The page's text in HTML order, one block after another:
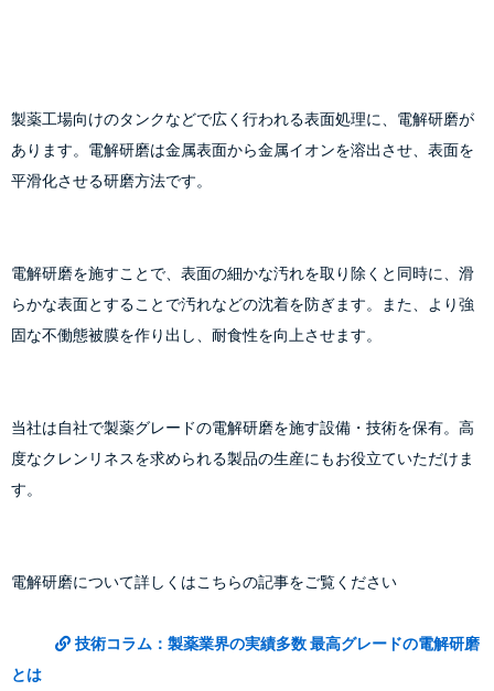
製薬工場向けのタンクなどで広く行われる表面処理に、電解研磨が
あります。電解研磨は金属表面から金属イオンを溶出させ、表面を
平滑化させる研磨方法です。
電解研磨を施すことで、表面の細かな汚れを取り除くと同時に、滑
らかな表面とすることで汚れなどの沈着を防ぎます。また、より強
固な不働態被膜を作り出し、耐食性を向上させます。
当社は自社で製薬グレードの電解研磨を施す設備・技術を保有。高
度なクレンリネスを求められる製品の生産にもお役立ていただけま
す。
電解研磨について詳しくはこちらの記事をご覧ください
技術コラム：製薬業界の実績多数 最高グレードの電解研磨
とは